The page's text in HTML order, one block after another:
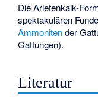
Die Arietenkalk-
spektakulären
Ammonitender
Gattungen).
Literatur